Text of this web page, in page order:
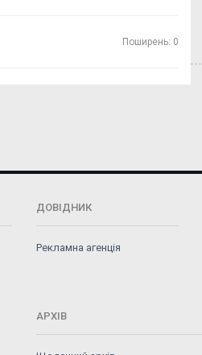
Поширень: 0
ДОВІДНИК
Рекламна агенція
АРХІВ